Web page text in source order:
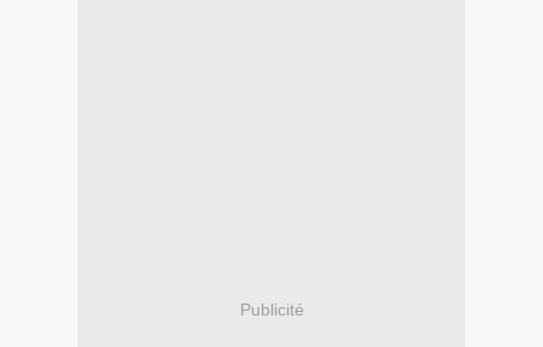
Publicité